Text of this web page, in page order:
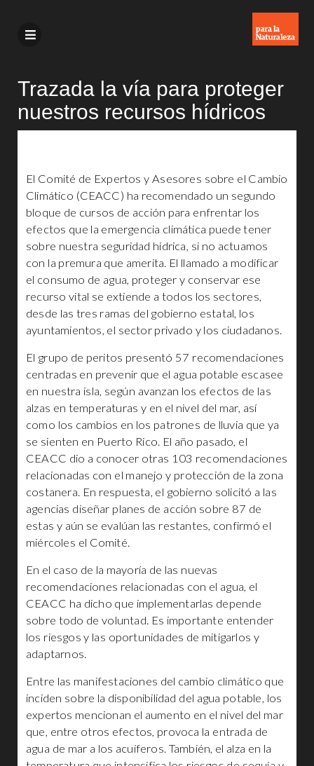
Trazada la vía para proteger
nuestros recursos hídricos
El Comité de Expertos y Asesores sobre el Cambio
Climático (CEACC) ha recomendado un segundo
bloque de cursos de acción para enfrentar los
efectos que la emergencia climática puede tener
sobre nuestra seguridad hídrica, si no actuamos
con la premura que amerita. El llamado a modificar
el consumo de agua, proteger y conservar ese
recurso vital se extiende a todos los sectores,
desde las tres ramas del gobierno estatal, los
ayuntamientos, el sector privado y los ciudadanos.
El grupo de peritos presentó 57 recomendaciones
centradas en prevenir que el agua potable escasee
en nuestra isla, según avanzan los efectos de las
alzas en temperaturas y en el nivel del mar, así
como los cambios en los patrones de lluvia que ya
se sienten en Puerto Rico. El año pasado, el
CEACC dio a conocer otras 103 recomendaciones
relacionadas con el manejo y protección de la zona
costanera. En respuesta, el gobierno solicitó a las
agencias diseñar planes de acción sobre 87 de
estas y aún se evalúan las restantes, confirmó el
miércoles el Comité.
En el caso de la mayoría de las nuevas
recomendaciones relacionadas con el agua, el
CEACC ha dicho que implementarlas depende
sobre todo de voluntad. Es importante entender
los riesgos y las oportunidades de mitigarlos y
adaptarnos.
Entre las manifestaciones del cambio climático que
inciden sobre la disponibilidad del agua potable, los
expertos mencionan el aumento en el nivel del mar
que, entre otros efectos, provoca la entrada de
agua de mar a los acuíferos. También, el alza en la